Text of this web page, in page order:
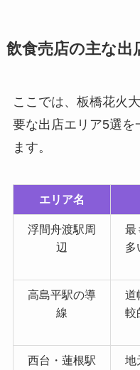
飲食売店の主な出
ここでは、板橋花火
要な出店エリア5選を
ます。
エリア名
浮間舟渡駅周
辺
最
多
高島平駅の導
線
道
較
西台・蓮根駅
地